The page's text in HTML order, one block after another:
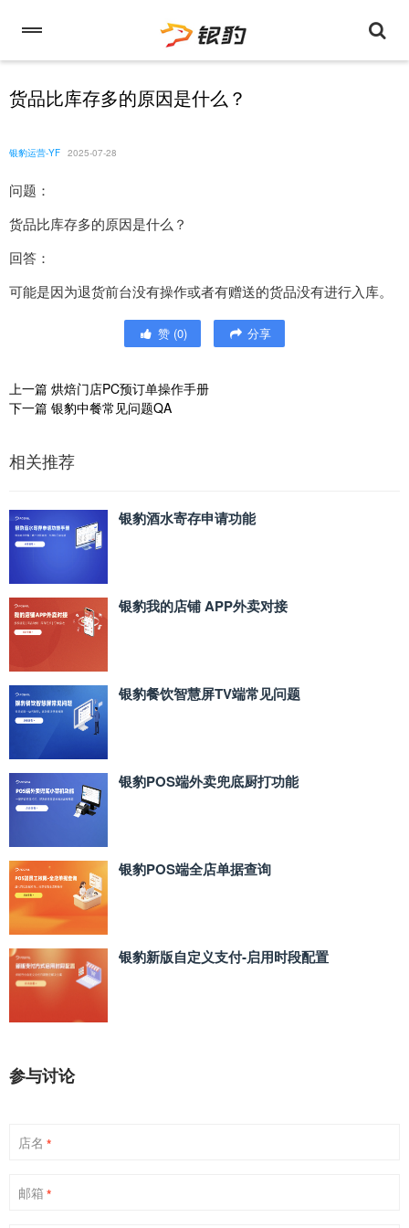
货品比库存多的原因是什么？
银豹运营-YF 2025-07-28
问题：
货品比库存多的原因是什么？
回答：
可能是因为退货前台没有操作或者有赠送的货品没有进行入库。
赞 (0) 分享
上一篇 烘焙门店PC预订单操作手册
下一篇 银豹中餐常见问题QA
相关推荐
银豹酒水寄存申请功能
银豹我的店铺 APP外卖对接
银豹餐饮智慧屏TV端常见问题
银豹POS端外卖兜底厨打功能
银豹POS端全店单据查询
银豹新版自定义支付‑启用时段配置
参与讨论
店名 *
邮箱 *